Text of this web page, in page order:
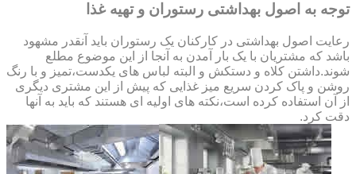
توجه به اصول بهداشتی رستوران و تهیه غذا
رعایت اصول بهداشتی در کارکنان یک رستوران باید آنقدر مشهود
باشد که مشتریان با یک بار آمدن به آنجا از این موضوع مطلع
شوند.داشتن کلاه و دستکش و البته لباس های یکدست،تمیز و با رنگ
روشن و پاک کردن سریع میز غذایی که پیش از این مشتری دیگری
از آن استفاده کرده است،نکته های اولیه ای هستند که باید به آنها
دقت کرد.